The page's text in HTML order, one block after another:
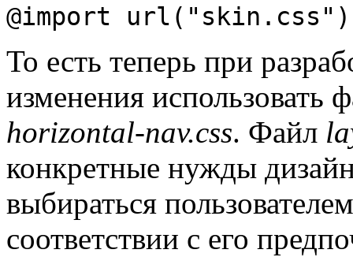
@import
То есть теперь при
изменения использовать
horizontal-nav.css. Файл
конкретные нужды
выбираться
соответствии с его